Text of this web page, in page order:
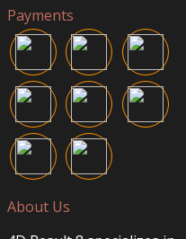
Payments
About Us